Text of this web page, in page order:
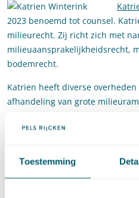
Toestemming
2023 benoemd tot counsel.
milieurecht. Zij richt zich met
milieuaansprakelijkheidsrecht,
bodemrecht.
Katrien heeft diverse
afhandeling van grote
provincies en rijksoverheden bij
Katrien: “Ik vind het een
ben benoemd. Ik behandel veel